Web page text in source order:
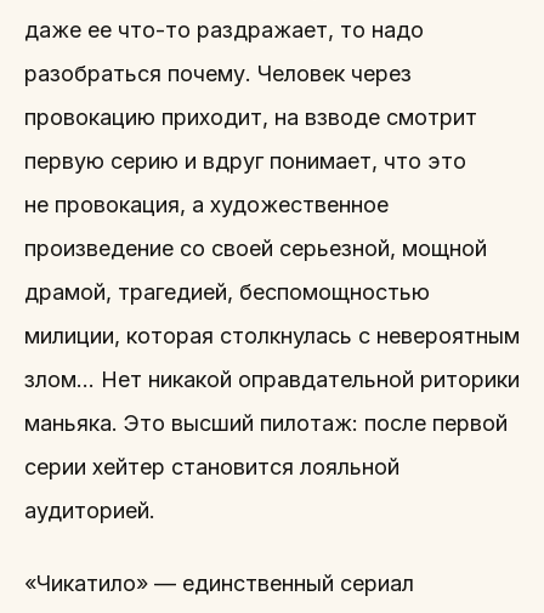
даже ее что-то раздражает, то надо
разобраться почему. Человек через
провокацию приходит, на взводе смотрит
первую серию и вдруг понимает, что это
не провокация, а художественное
произведение со своей серьезной, мощной
драмой, трагедией, беспомощностью
милиции, которая столкнулась с невероятным
злом… Нет никакой оправдательной риторики
маньяка. Это высший пилотаж: после первой
серии хейтер становится лояльной
аудиторией.
«Чикатило» — единственный сериал